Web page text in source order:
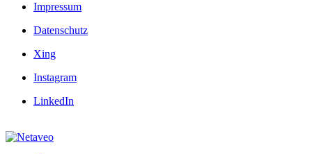
Impressum
Datenschutz
Xing
Instagram
LinkedIn